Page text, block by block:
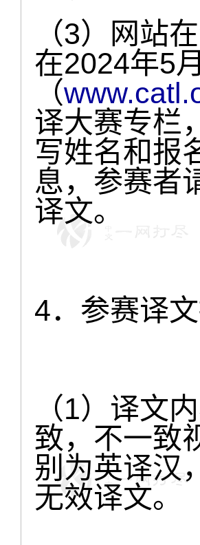
（3）网站
在2024年5
（
译大赛专栏
写姓名和报
息，参赛者
译文。
4．参赛译
（1）译文
致，不一致
别为英译汉
无效译文。